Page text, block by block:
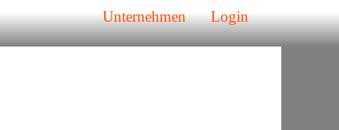
Unternehmen Login